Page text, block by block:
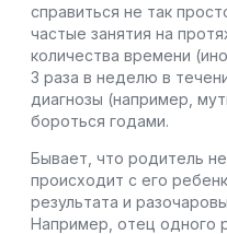
справиться не так
частые занятия на
количества времени
3 раза в неделю в
диагнозы (например,
бороться годами.
Бывает, что родитель
происходит с его
результата и
Например, отец одного